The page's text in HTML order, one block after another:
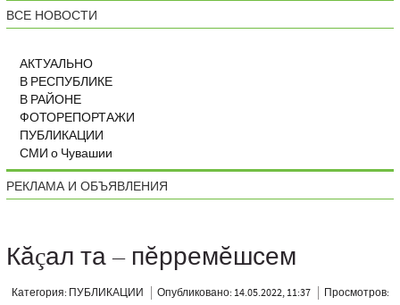
ВСЕ НОВОСТИ
АКТУАЛЬНО
В РЕСПУБЛИКЕ
В РАЙОНЕ
ФОТОРЕПОРТАЖИ
ПУБЛИКАЦИИ
СМИ о Чувашии
РЕКЛАМА И ОБЪЯВЛЕНИЯ
Кăçал та – пĕрремĕшсем
Категория: ПУБЛИКАЦИИ Опубликовано: 14.05.2022, 11:37
Просмотров: